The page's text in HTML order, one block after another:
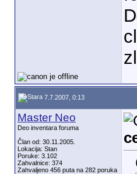
7.7.2007, 0:13
Master Neo
Deo inventara foruma
Član od: 30.11.2005.
Lokacija: Stan
Poruke: 3.102
Zahvalnice: 374
Zahvaljeno 456 puta na 282 poruka